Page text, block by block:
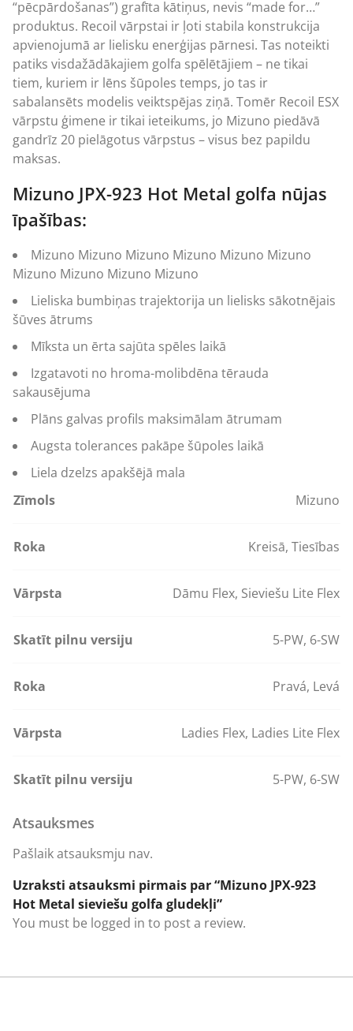
“pēcpārdošanas”) grafīta kātiņus, nevis “made for…”
produktus. Recoil vārpstai ir ļoti stabila konstrukcija
apvienojumā ar lielisku enerģijas pārnesi. Tas noteikti
patiks visdažādākajiem golfa spēlētājiem – ne tikai
tiem, kuriem ir lēns šūpoles temps, jo tas ir
sabalansēts modelis veiktspējas ziņā. Tomēr Recoil ESX
vārpstu ģimene ir tikai ieteikums, jo Mizuno piedāvā
gandrīz 20 pielāgotus vārpstus – visus bez papildu
maksas.
Mizuno JPX-923 Hot Metal golfa nūjas
īpašības:
Mizuno Mizuno Mizuno Mizuno Mizuno Mizuno
Mizuno Mizuno Mizuno Mizuno
Lieliska bumbiņas trajektorija un lielisks sākotnējais
šūves ātrums
Mīksta un ērta sajūta spēles laikā
Izgatavoti no hroma-molibdēna tērauda
sakausējuma
Plāns galvas profils maksimālam ātrumam
Augsta tolerances pakāpe šūpoles laikā
Liela dzelzs apakšējā mala
Zīmols
Mizuno
Roka Kreisā, Tiesības
Vārpsta Dāmu Flex, Sieviešu Lite Flex
Skatīt pilnu versiju 5-PW, 6-SW
Roka Pravá, Levá
Vārpsta Ladies Flex, Ladies Lite Flex
Skatīt pilnu versiju 5-PW, 6-SW
Atsauksmes
Pašlaik atsauksmju nav.
Uzraksti atsauksmi pirmais par “Mizuno JPX-923
Hot Metal sieviešu golfa gludekļi”
You must be logged in to post a review.